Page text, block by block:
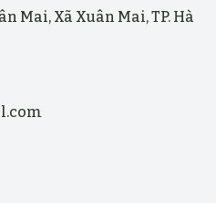
Mai, Xã Xuân Mai, TP. Hà